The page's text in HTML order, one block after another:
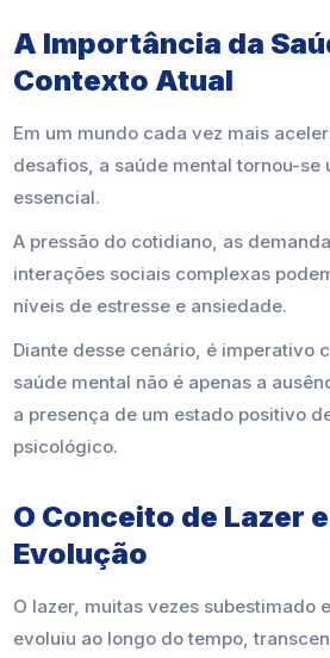
A Importância da
Contexto Atual
Em um mundo cada vez mais
desafios, a saúde mental tornou-se
essencial.
A pressão do cotidiano, as
interações sociais complexas
níveis de estresse e ansiedade.
Diante desse cenário, é imperativo
saúde mental não é apenas a
a presença de um estado positivo
psicológico.
O Conceito de Lazer
Evolução
O lazer, muitas vezes subestimado
evoluiu ao longo do tempo,